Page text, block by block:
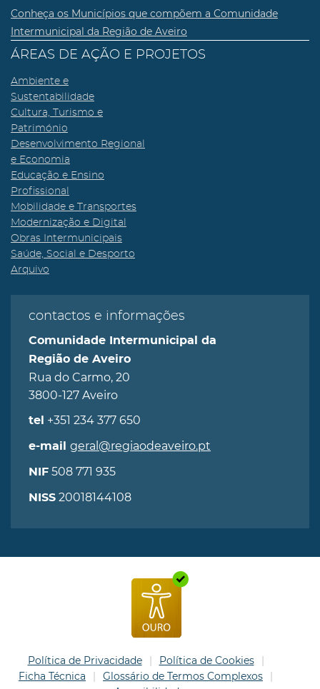
Conheça os Municípios que compõem a Comunidade
Intermunicipal da Região de Aveiro
ÁREAS DE AÇÃO E PROJETOS
Ambiente e
Sustentabilidade
Cultura, Turismo e
Património
Desenvolvimento Regional
e Economia
Educação e Ensino
Profissional
Mobilidade e Transportes
Modernização e Digital
Obras Intermunicipais
Saúde, Social e Desporto
Arquivo
contactos e informações
Comunidade Intermunicipal da
Região de Aveiro
Rua do Carmo, 20
3800-127 Aveiro
tel +351 234 377 650
e-mail geral@regiaodeaveiro.pt
NIF 508 771 935
NISS 20018144108
Política de Privacidade
Política de Cookies
Ficha Técnica
Glossário de Termos Complexos